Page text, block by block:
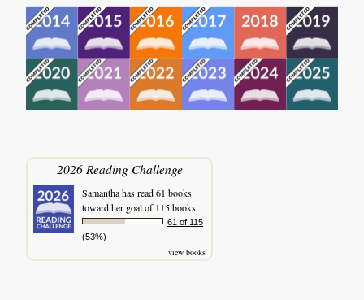
2026 Reading Challenge
Samanthahas read 61 books
toward her goal of 115 books.
61 of 115
(53%)
view books